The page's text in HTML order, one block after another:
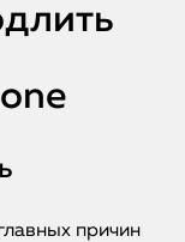
причин